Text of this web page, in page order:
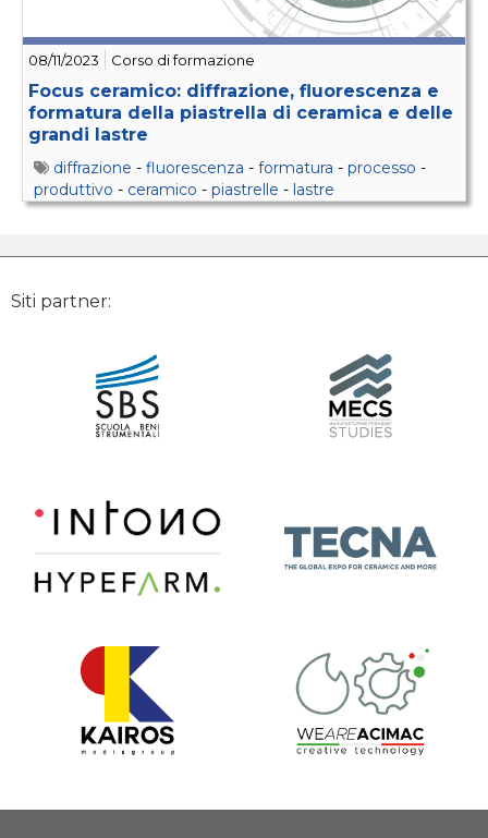
08/11/2023 Corso di formazione
Focus ceramico: diffrazione, fluorescenza e
formatura della piastrella di ceramica e delle
grandi lastre
diffrazione - fluorescenza - formatura - processo -
produttivo - ceramico - piastrelle - lastre
Siti partner: